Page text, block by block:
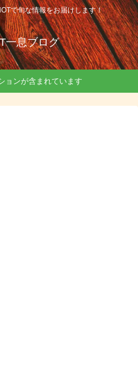
で旬な情報をお届けします！
一息ブログ
ョンが含まれています